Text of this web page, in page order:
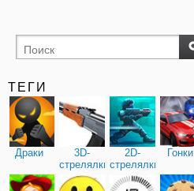
ТЕГИ
Драки
3D-
стрелялки
2D-
стрелялки
Гонки